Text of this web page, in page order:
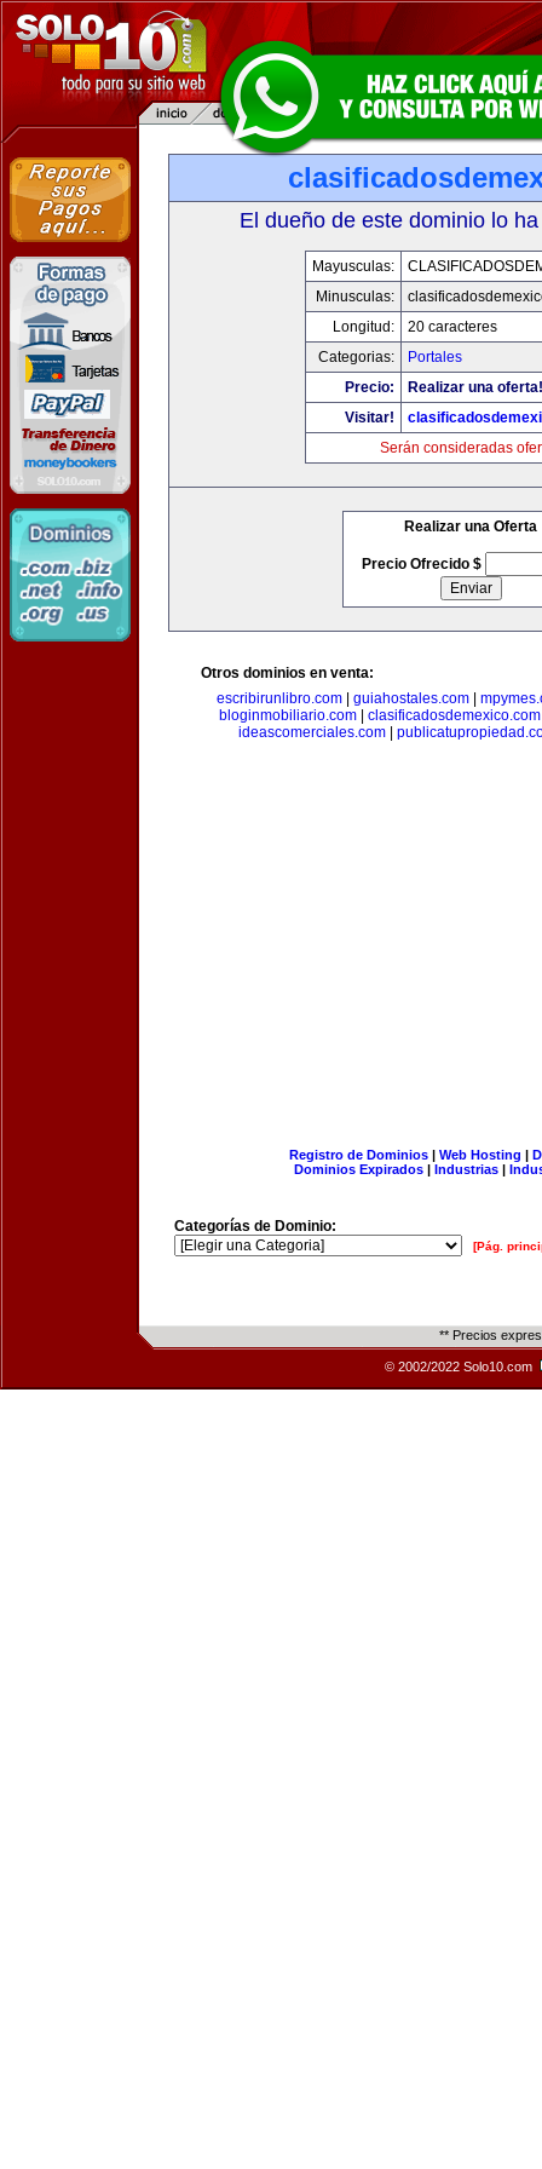
El dueño de este dominio lo
Mayusculas:
Minusculas:
Longitud:
20 caracteres
Categorias:
Portales
Precio:
Realizar una oferta!
Visitar!
Serán consideradas
Realizar una Oferta
Precio Ofrecido $
Otros dominios en venta:
escribirunlibro.com| guiahostales.com|
bloginmobiliario.com| clasificadosdemexico.com
ideascomerciales.com|
Registro de Dominios| Web Hosting |
Dominios Expirados | Industrias |
Categorías de Dominio:
[Pág.
** Precios
© 2002/2022 Solo10.com